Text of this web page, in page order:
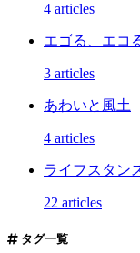
4 articles
エゴる、エコ
3 articles
あわいと風土
4 articles
ライフスタン
22 articles
タグ一覧